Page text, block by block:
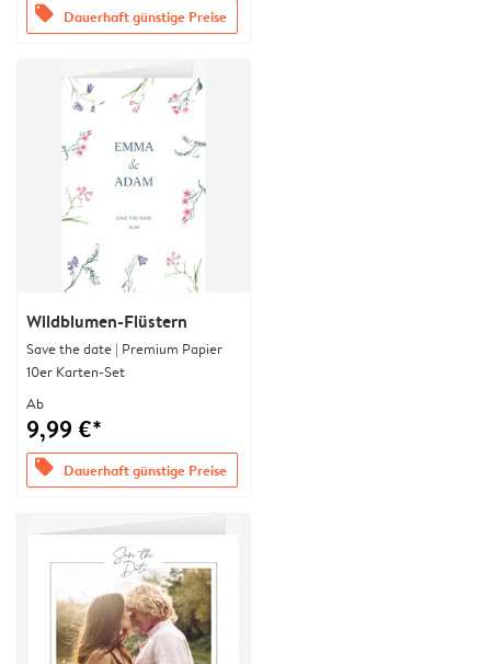
offers Dauerhaft günstige Preise
Wildblumen-Flüstern
Save the date | Premium Papier
10er Karten-Set
Ab
9,99 €*
offers Dauerhaft günstige Preise